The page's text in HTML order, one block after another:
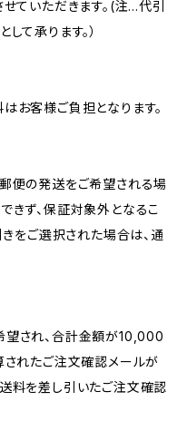
ていただきます。(注…代引
て承ります。）
お客様ご負担となります。
便の発送をご希望される場
きず、保証対象外となるこ
をご選択された場合は、通
望され、合計金額が10,000
れたご注文確認メールが
料を差し引いたご注文確認